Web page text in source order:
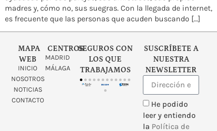
madres y, cómo no, sus suegras. Con la llegada de internet,
es frecuente que las personas que acuden buscando […]
MAPA
WEB
INICIO
NOSOTROS
NOTICIAS
CONTACTO
CENTROS
MADRID
MÁLAGA
SEGUROS CON
LOS QUE
TRABAJAMOS
SUSCRÍBETE A
NUESTRA
NEWSLETTER
He podido
leer y entiendo
la Política de